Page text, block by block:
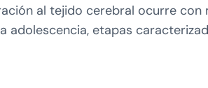
al tejido cerebral ocurre
adolescencia, etapas